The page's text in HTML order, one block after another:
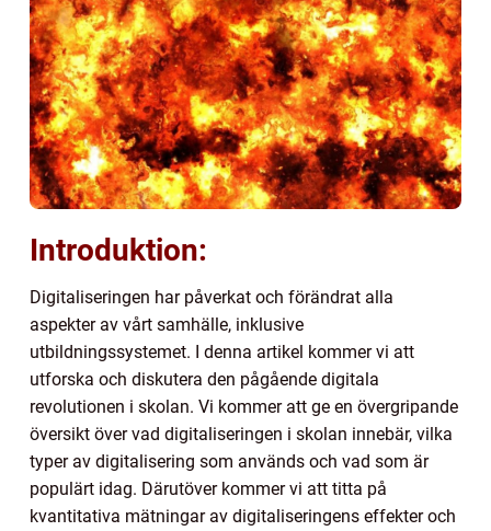
Introduktion:
Digitaliseringen har påverkat och förändrat alla
aspekter av vårt samhälle, inklusive
utbildningssystemet. I denna artikel kommer vi att
utforska och diskutera den pågående digitala
revolutionen i skolan. Vi kommer att ge en övergripande
översikt över vad digitaliseringen i skolan innebär, vilka
typer av digitalisering som används och vad som är
populärt idag. Därutöver kommer vi att titta på
kvantitativa mätningar av digitaliseringens effekter och